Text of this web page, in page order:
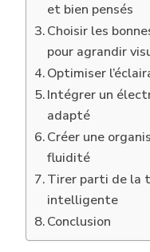
et bien pensés
Choisir les
pour agrandir
Optimiser
Intégrer un
adapté
Créer une
fluidité
Tirer parti de la
intelligente
Conclusion